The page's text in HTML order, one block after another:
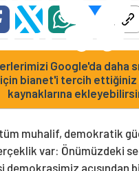
Google'da daha
için bianet'i tercih ettiğiniz
kaynaklarına
tüm muhalif, demokratik
var: Önümüzdeki
demokrasimiz açısından